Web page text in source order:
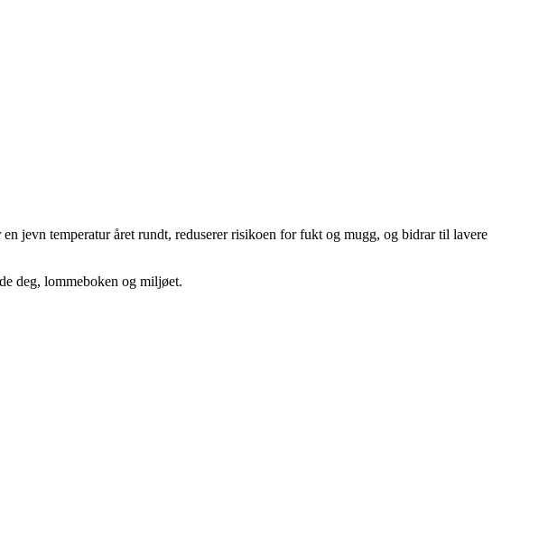
jevn temperatur året rundt, reduserer risikoen for fukt og mugg, og bidrar til lavere
deg, lommeboken og miljøet.